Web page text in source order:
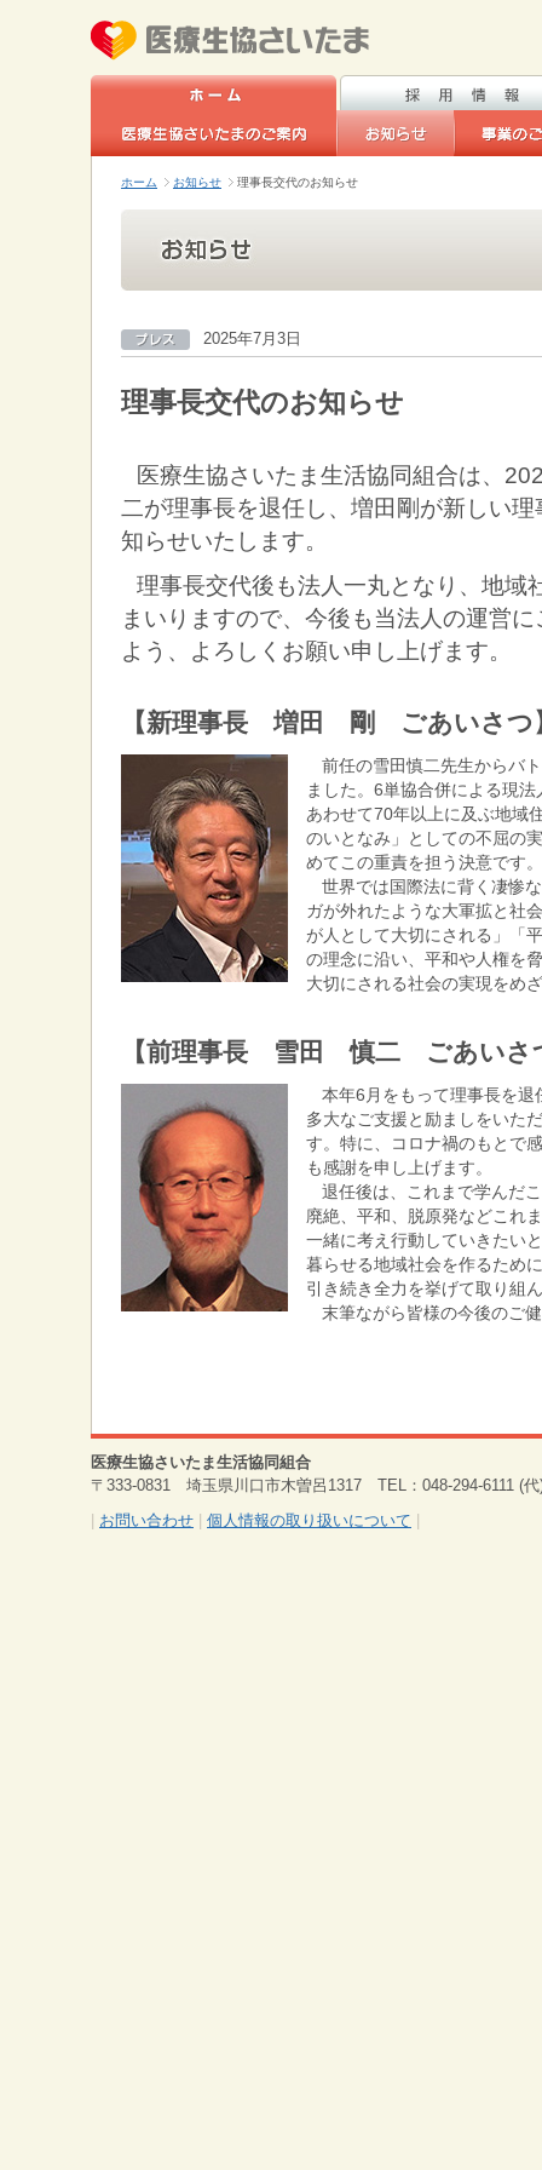
ホーム お知らせ 理事長交代のお知らせ
2025年7月3日
理事長交代のお知らせ
医療生協さいたま生活協同組合は、
二が理事長を退任し、増田剛が新しい
知らせいたします。
理事長交代後も法人一丸となり、地域
まいりますので、今後も当法人の運営
よう、よろしくお願い申し上げます。
【新理事長 増田 剛 ごあいさつ
前任の雪田慎二先生からバ
ました。6単協合併による現
あわせて70年以上に及ぶ地域
のいとなみ」としての不屈の
めてこの重責を担う決意です。
世界では国際法に背く凄惨
ガが外れたような大軍拡と社
が人として大切にされる」「
の理念に沿い、平和や人権を
大切にされる社会の実現をめ
【前理事長 雪田 慎二 ごあいさ
本年6月をもって理事長を
多大なご支援と励ましをいた
す。特に、コロナ禍のもとで
も感謝を申し上げます。
退任後は、これまで学んだ
廃絶、平和、脱原発などこれ
一緒に考え行動していきたい
暮らせる地域社会を作るため
引き続き全力を挙げて取り組
末筆ながら皆様の今後のご
医療生協さいたま生活協同組合
〒333-0831 埼玉県川口市木曽呂1317 TEL：048-294-6111 (
お問い合わせ 個人情報の取り扱いについて